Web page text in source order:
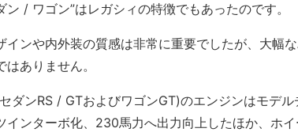
ン / ワゴン”はレガシィの特徴でもあったのです。
インや内外装の質感は非常に重要でしたが、大幅
ありません。
ダンRS / GTおよびワゴンGT)のエンジンはモデ
インターボ化、230馬力へ出力向上したほか、ホ